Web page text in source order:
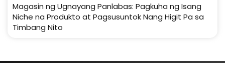
Magasin ng Ugnayang Panlabas: Pagkuha ng Isang
Niche na Produkto at Pagsusuntok Nang Higit Pa sa
Timbang Nito